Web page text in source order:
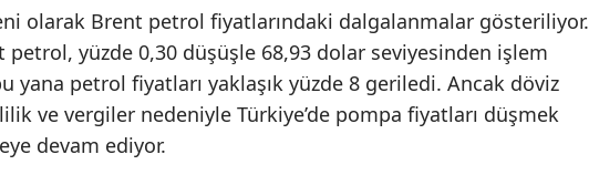
olarak Brent petrol fiyatlarındaki dalgalanmalar gösteriliyor.
petrol, yüzde 0,30 düşüşle 68,93 dolar seviyesinden işlem
yana petrol fiyatları yaklaşık yüzde 8 geriledi. Ancak döviz
ve vergiler nedeniyle Türkiye’de pompa fiyatları düşmek
devam ediyor.